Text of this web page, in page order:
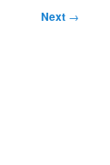
Next →